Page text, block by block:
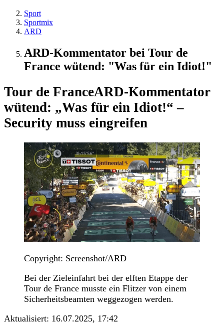
Sport
Sportmix
ARD
ARD-Kommentator bei Tour de
France wütend: "Was für ein Idiot!"
Tour de FranceARD-Kommentator
wütend: „Was für ein Idiot!“ –
Security muss eingreifen
Copyright: Screenshot/ARD
Bei der Zieleinfahrt bei der elften Etappe der
Tour de France musste ein Flitzer von einem
Sicherheitsbeamten weggezogen werden.
Aktualisiert: 16.07.2025, 17:42